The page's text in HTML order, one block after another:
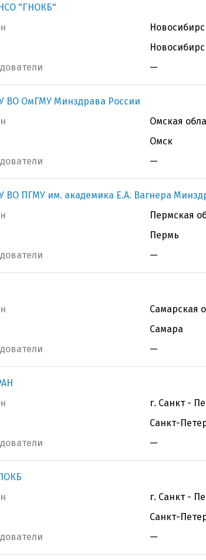
"ГНОКБ"
—
ВО ОмГМУ Минздрава России
Омская
Омск
—
ВО ПГМУ им. академика Е.А. Вагнера
Пермская
Пермь
—
Самарская
Самара
—
г. Санкт -
Санкт-
—
г. Санкт -
Санкт-
—